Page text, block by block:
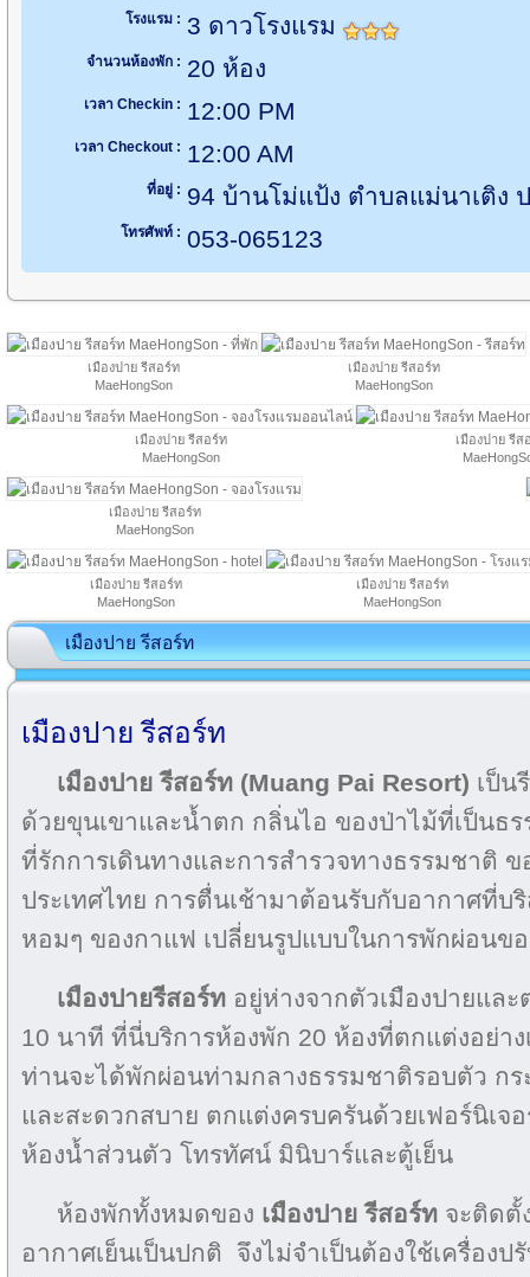
โรงแรม : 3 ดาวโรงแรม
จำนวนห้องพัก : 20 ห้อง
เวลา Checkin : 12:00 PM
เวลา Checkout : 12:00 AM
ที่อยู่ : 94 บ้านโม่แป้ง ตำบลแม่นาเติง
โทรศัพท์ : 053-065123
เมืองปาย รีสอร์ท
MaeHongSon
เมืองปาย รีสอร์ท
MaeHongSon
เมืองปาย รีสอร์ท
MaeHongSon
เมืองปาย รีส
เมืองปาย รีสอร์ท
MaeHongSon
เมืองปาย รีสอร์ท
MaeHongSon
เมืองปาย รีสอร์ท
MaeHongSon
เมืองปาย รีสอร์ท
เมืองปาย รีสอร์ท
เมืองปาย รีสอร์ท (Muang Pai Resort) เป็น
ด้วยขุนเขาและน้ำตก กลิ่นไอ ของป่าไม้ที่เป็นธ
ที่รักการเดินทางและการสำรวจทางธรรมชาติ
ประเทศไทย การตื่นเช้ามาต้อนรับกับอากาศที่
หอมๆ ของกาแฟ เปลี่ยนรูปแบบในการพักผ่อนข
เมืองปายรีสอร์ท อยู่ห่างจากตัวเมืองปายแล
10 นาที ที่นี่บริการห้องพัก 20 ห้องที่ตกแต่งอย่า
ท่านจะได้พักผ่อนท่ามกลางธรรมชาติรอบตัว ก
และสะดวกสบาย ตกแต่งครบครันด้วยเฟอร์นิเจ
ห้องน้ำส่วนตัว โทรทัศน์ มินิบาร์และตู้เย็น
ห้องพักทั้งหมดของ เมืองปาย รีสอร์ท จะติดตั้
อากาศเย็นเป็นปกติ จึงไม่จำเป็นต้องใช้เครื่องป